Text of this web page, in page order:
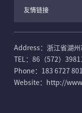
友情链接
Address：浙江省湖
TEL：86（572）
Phone：183 6727
Website：http://